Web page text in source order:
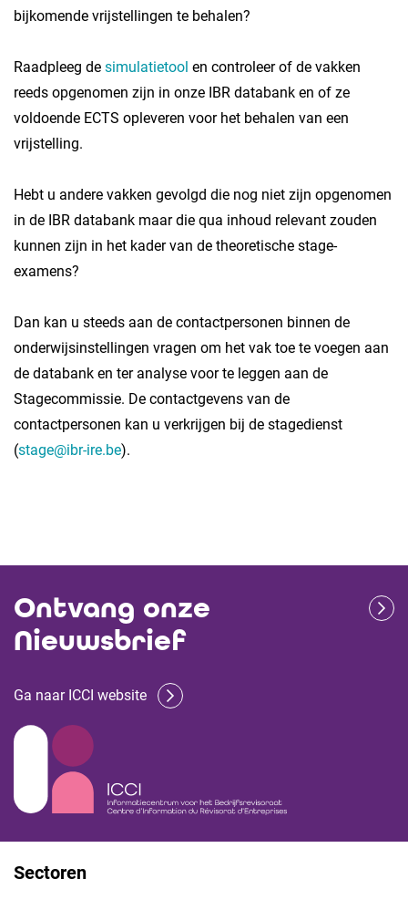
bijkomende vrijstellingen te behalen?
Raadpleeg de simulatietool en controleer of de vakken
reeds opgenomen zijn in onze IBR databank en of ze
voldoende ECTS opleveren voor het behalen van een
vrijstelling.
Hebt u andere vakken gevolgd die nog niet zijn opgenomen
in de IBR databank maar die qua inhoud relevant zouden
kunnen zijn in het kader van de theoretische stage-
examens?
Dan kan u steeds aan de contactpersonen binnen de
onderwijsinstellingen vragen om het vak toe te voegen aan
de databank en ter analyse voor te leggen aan de
Stagecommissie. De contactgevens van de
contactpersonen kan u verkrijgen bij de stagedienst
(stage@ibr-ire.be).
Ontvang onze
Nieuwsbrief
Ga naar ICCI website
Sectoren